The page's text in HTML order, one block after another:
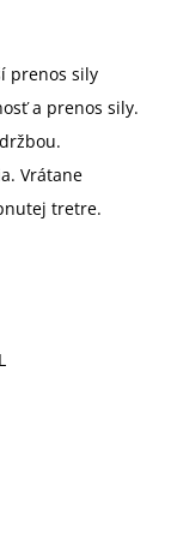
prenos sily
a prenos sily.
Vrátane
tretre.